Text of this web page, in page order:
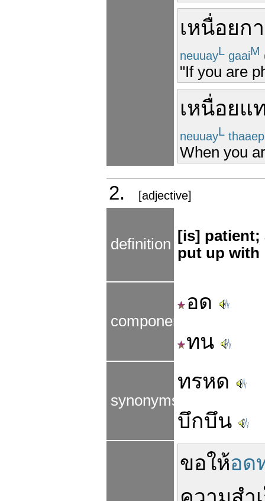
เหนื่อยก
neuuayL gaaiM
"If you are
เหนื่อยแ
neuuayL thaaep
When you
2. [adjective]
definition [is] patient;
put up with
components
อด
ทน
synonyms
ทรหด
บึกบึน
ขอให้อด